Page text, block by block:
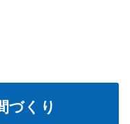
づくり